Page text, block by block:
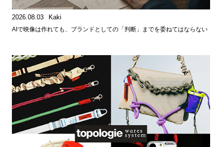
2026.08.03 Kaki
AIで映像は作れても、ブランドとしての「判断」までを委ねてはならない